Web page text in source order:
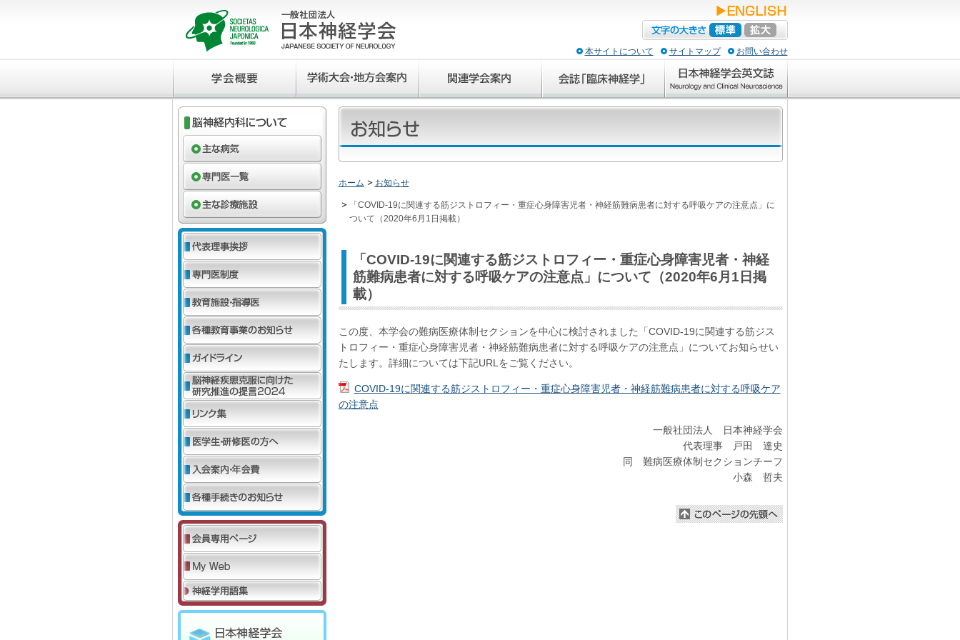
本サイトについて サイトマップ お問い合わせ
ホーム お知らせ
「COVID-19に関連する筋ジストロフィー・重症心身障害児者・神経筋難病患者に対する呼吸ケアの注意点」に
ついて（2020年6月1日掲載）
「COVID-19に関連する筋ジストロフィー・重症心身障害児者・神経
筋難病患者に対する呼吸ケアの注意点」について（2020年6月1日掲
載）
この度、本学会の難病医療体制セクションを中心に検討されました「COVID-19に関連する筋ジス
トロフィー・重症心身障害児者・神経筋難病患者に対する呼吸ケアの注意点」についてお知らせい
たします。詳細については下記URLをご覧ください。
COVID-19に関連する筋ジストロフィー・重症心身障害児者・神経筋難病患者に対する呼吸ケア
の注意点
一般社団法人 日本神経学会
代表理事 戸田 達史
同 難病医療体制セクションチーフ
小森 哲夫